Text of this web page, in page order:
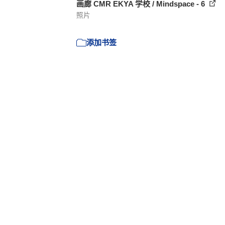
画廊 CMR EKYA 学校 / Mindspace - 6
照片
添加书签